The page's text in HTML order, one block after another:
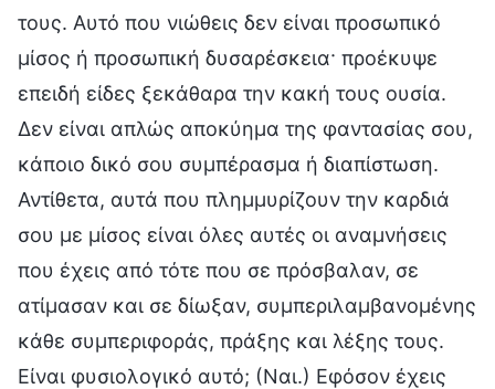
τους. Αυτό που νιώθεις δεν είναι προσωπικό
μίσος ή προσωπική δυσαρέσκεια· προέκυψε
επειδή είδες ξεκάθαρα την κακή τους ουσία.
Δεν είναι απλώς αποκύημα της φαντασίας σου,
κάποιο δικό σου συμπέρασμα ή διαπίστωση.
Αντίθετα, αυτά που πλημμυρίζουν την καρδιά
σου με μίσος είναι όλες αυτές οι αναμνήσεις
που έχεις από τότε που σε πρόσβαλαν, σε
ατίμασαν και σε δίωξαν, συμπεριλαμβανομένης
κάθε συμπεριφοράς, πράξης και λέξης τους.
Είναι φυσιολογικό αυτό; (Ναι.) Εφόσον έχεις